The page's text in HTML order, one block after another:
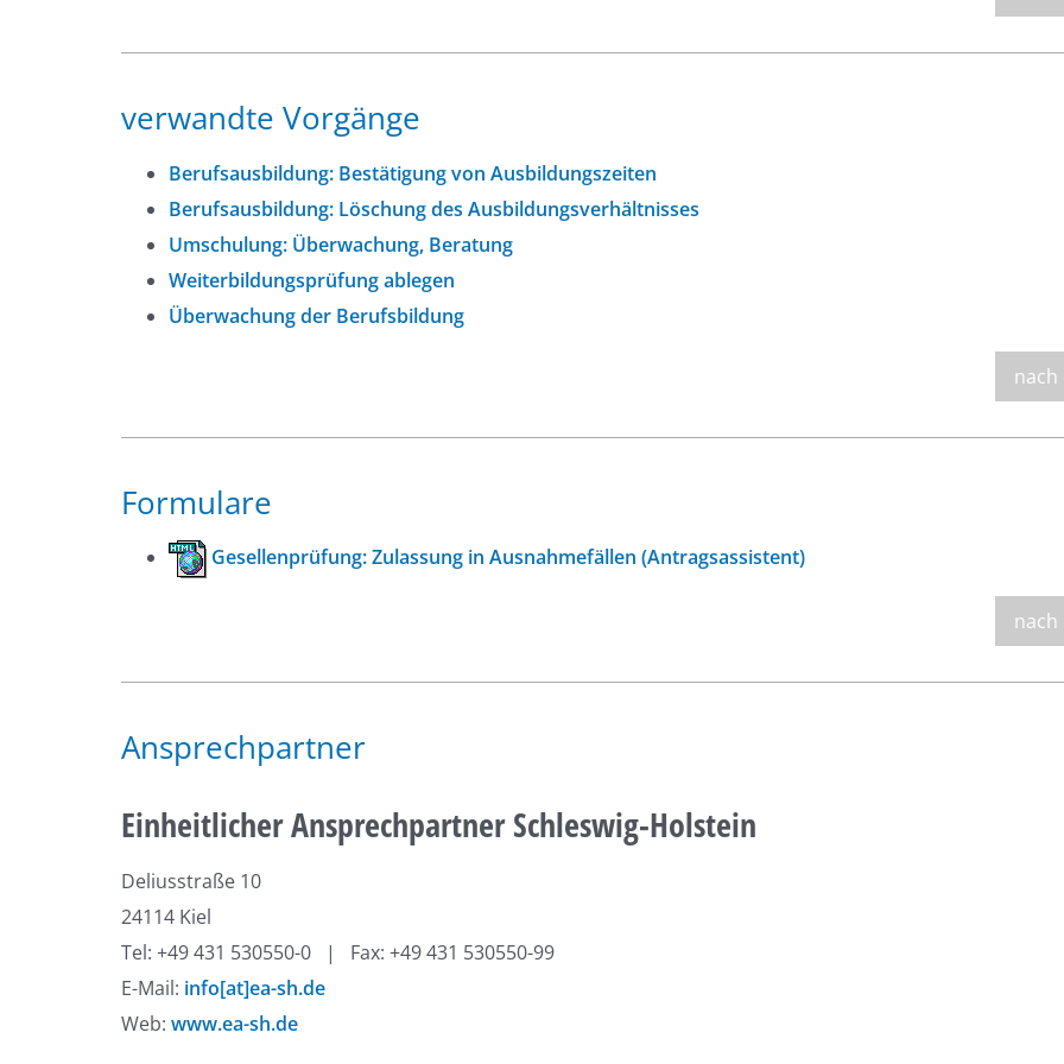
verwandte Vorgänge
Berufsausbildung: Bestätigung von Ausbildungszeiten
Berufsausbildung: Löschung des Ausbildungsverhältnisses
Umschulung: Überwachung, Beratung
Weiterbildungsprüfung ablegen
Überwachung der Berufsbildung
nach
Formulare
Gesellenprüfung: Zulassung in Ausnahmefällen (Antragsassistent)
nach
Ansprechpartner
Einheitlicher Ansprechpartner Schleswig-Holstein
Deliusstraße 10
24114 Kiel
Tel: +49 431 530550-0 | Fax: +49 431 530550-99
E-Mail: info[at]ea-sh.de
Web: www.ea-sh.de